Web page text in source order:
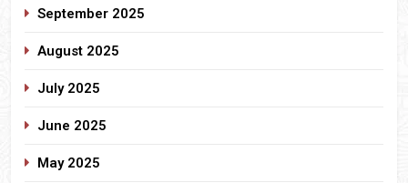
September 2025
August 2025
July 2025
June 2025
May 2025